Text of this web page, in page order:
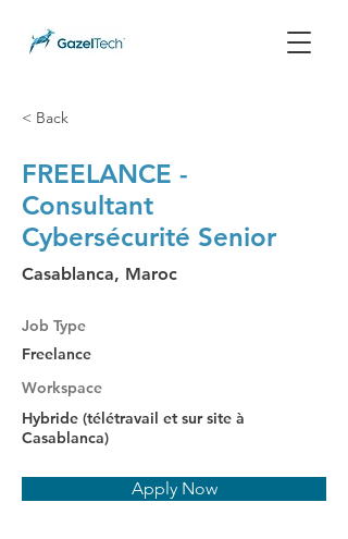
< Back
FREELANCE -
Consultant
Cybersécurité Senior
Casablanca, Maroc
Job Type
Freelance
Workspace
Hybride (télétravail et sur site à
Casablanca)
Apply Now